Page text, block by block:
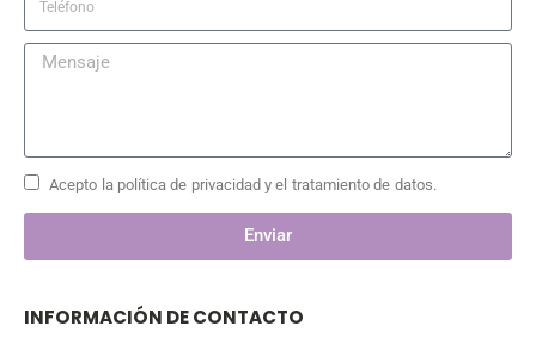
Acepto la política de privacidad y el tratamiento de datos.
Enviar
INFORMACIÓN DE CONTACTO